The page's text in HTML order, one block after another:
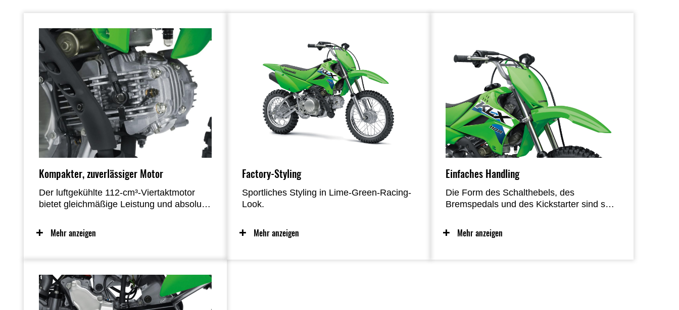
Kompakter, zuverlässiger Motor
Der luftgekühlte 112-cm³-Viertaktmotor
bietet gleichmäßige Leistung und absolute
Mehr anzeigen
Factory-Styling
Sportliches Styling in Lime-Green-Racing-
Look.
Mehr anzeigen
Einfaches Handling
Die Form des Schalthebels, des
Bremspedals und des Kickstarter sind so
Außerdem wird die Gefahr einer
unfreiwiligen Betätigung minimiert. Starter
Mehr anzeigen